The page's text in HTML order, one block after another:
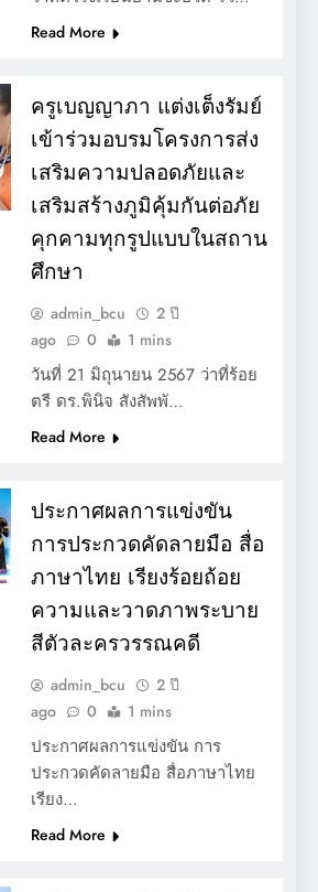
Read More
ครูเบญญาภา แต่งเต็งรัมย์
เข้าร่วมอบรมโครงการส่ง
เสริมความปลอดภัยและ
เสริมสร้างภูมิคุ้มกันต่อภัย
คุกคามทุกรูปแบบในสถาน
ศึกษา
admin_bcu
2 ปี
ago
0 1 mins
วันที่ 21 มิถุนายน 2567 ว่าที่ร้อย
ตรี ดร.พินิจ สังสัพพั…
Read More
ประกาศผลการแข่งขัน
การประกวดคัดลายมือ สื่อ
ภาษาไทย เรียงร้อยถ้อย
ความและวาดภาพระบาย
สีตัวละครวรรณคดี
admin_bcu
2 ปี
ago
0 1 mins
ประกาศผลการแข่งขัน การ
ประกวดคัดลายมือ สื่อภาษาไทย
เรียง…
Read More